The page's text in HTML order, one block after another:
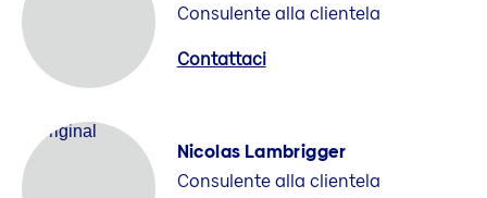
Consulente alla clientela
Contattaci
Nicolas Lambrigger
Consulente alla clientela